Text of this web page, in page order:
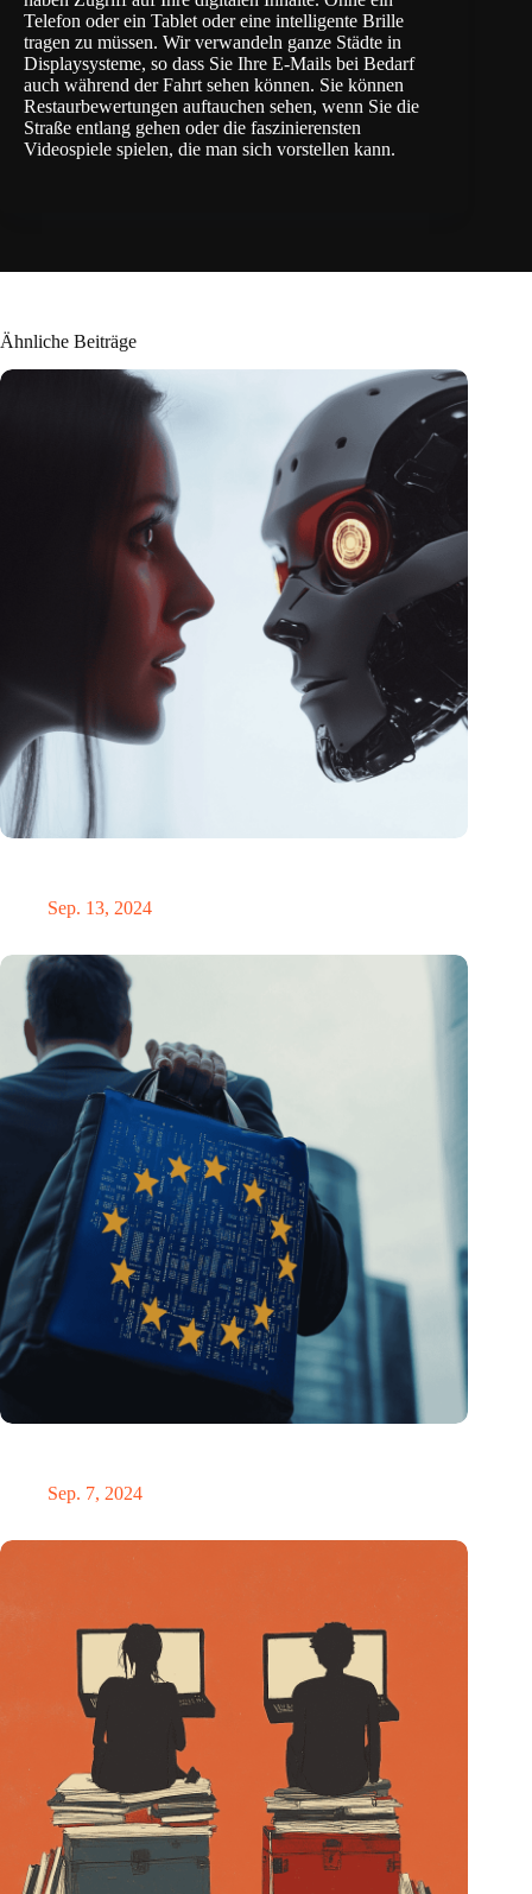
Telefon oder ein Tablet oder eine intelligente Brille
tragen zu müssen. Wir verwandeln ganze Städte in
Displaysysteme, so dass Sie Ihre E-Mails bei Bedarf
auch während der Fahrt sehen können. Sie können
Restaurbewertungen auftauchen sehen, wenn Sie die
Straße entlang gehen oder die faszinierensten
Videospiele spielen, die man sich vorstellen kann.
Ähnliche Beiträge
Sep. 13, 2024
Sep. 7, 2024